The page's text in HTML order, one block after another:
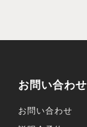
お問い合わせ
お問い合わせ